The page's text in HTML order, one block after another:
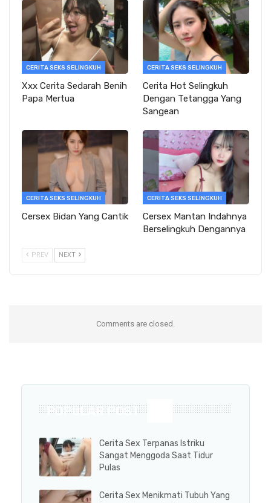
CERITA SEKS SELINGKUH
Xxx Cerita Sedarah Benih
Papa Mertua
CERITA SEKS SELINGKUH
Cerita Hot Selingkuh
Dengan Tetangga Yang
Sangean
CERITA SEKS SELINGKUH
Cersex Bidan Yang Cantik
CERITA SEKS SELINGKUH
Cersex Mantan Indahnya
Berselingkuh Dengannya
PREV NEXT
Comments are closed.
POPULAR POST
Cerita Sex Terpanas Istriku
Sangat Menggoda Saat Tidur
Pulas
Cerita Sex Menikmati Tubuh Yang